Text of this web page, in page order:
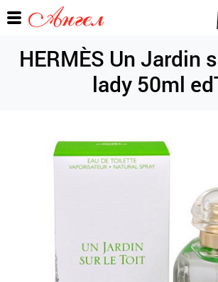
HERMÈS Un Jardin
lady 50ml